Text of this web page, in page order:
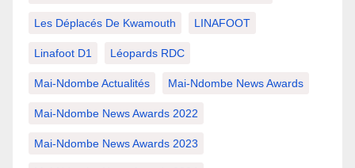
Les Déplacés De Kwamouth LINAFOOT
Linafoot D1 Léopards RDC
Mai-Ndombe Actualités Mai-Ndombe News Awards
Mai-Ndombe News Awards 2022
Mai-Ndombe News Awards 2023